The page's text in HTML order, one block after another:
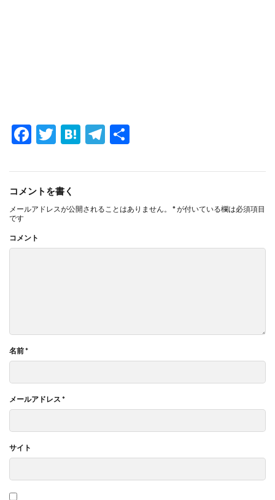
F
e
b
o
o
k
T
itt
er
H
e
a
T
e
a
コメントを書く
メールアドレスが公開されることはありません。 *が付いている欄は必須項目
です
コメント
名前*
メールアドレス *
サイト